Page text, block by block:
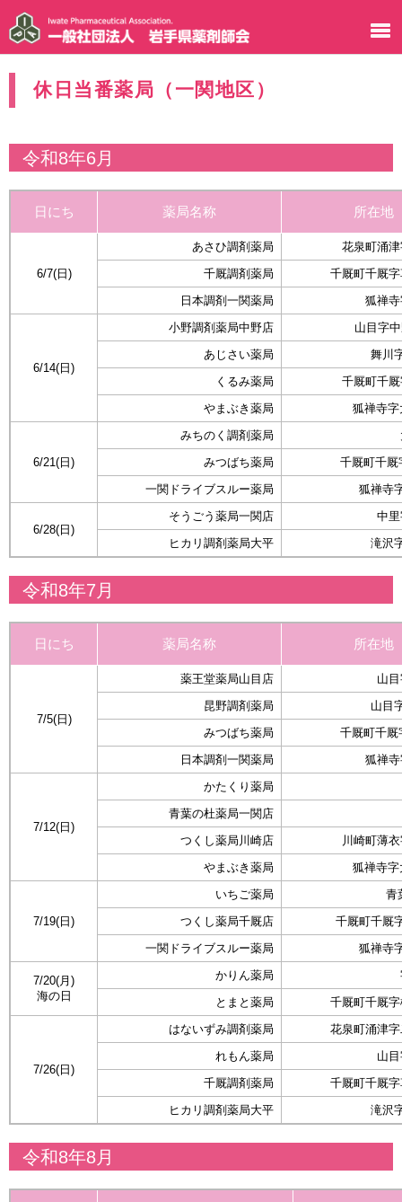
休日当番薬局（一関地区）
令和8年6月
日にち 薬局名称 所在地
6/7(日)
あさひ調剤薬局
花泉町涌
千厩調剤薬局
千厩町千厩
日本調剤一関薬局
狐禅
6/14(日)
小野調剤薬局中野店
山目字
あじさい薬局
舞川
くるみ薬局
千厩町千
やまぶき薬局
狐禅寺字
6/21(日)
みちのく調剤薬局
みつばち薬局
千厩町千厩
一関ドライブスルー薬局
狐禅寺
6/28(日)
そうごう薬局一関店
中
ヒカリ調剤薬局大平
滝沢
令和8年7月
日にち 薬局名称 所在地
7/5(日)
薬王堂薬局山目店
山
昆野調剤薬局
山目
みつばち薬局
千厩町千厩
日本調剤一関薬局
狐禅
7/12(日)
かたくり薬局
青葉の杜薬局一関店
つくし薬局川崎店
川崎町薄
やまぶき薬局
狐禅寺字
7/19(日)
いちご薬局
青
つくし薬局千厩店
千厩町千厩
一関ドライブスルー薬局
狐禅寺
7/20(月)
海の日
かりん薬局
とまと薬局
千厩町千厩
7/26(日)
はないずみ調剤薬局
花泉町涌津
れもん薬局
山
千厩調剤薬局
千厩町千厩
ヒカリ調剤薬局大平
滝沢
令和8年8月